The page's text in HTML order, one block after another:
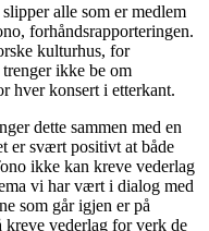
alle som er medlem
forhåndsrapporteringen.
kulturhus, for
ikke be om
hver konsert i etterkant.
dette sammen med en
er svært positivt at både
ikke kan kreve vederlag
vi har vært i dialog med
som går igjen er på
kreve vederlag for verk de